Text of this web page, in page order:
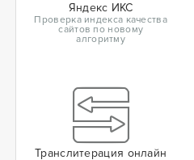
Яндекс ИКС
Проверка индекса качества
сайтов по новому
алгоритму
Транслитерация онлайн